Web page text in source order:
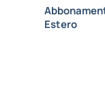
Estero